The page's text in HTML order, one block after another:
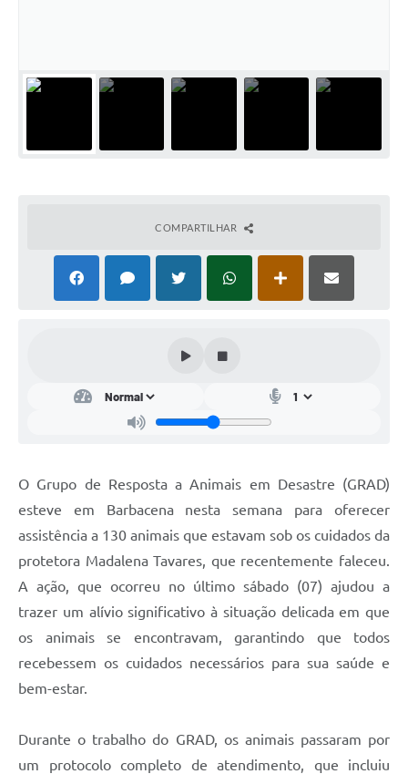
PNAB 2026 - Ciclo 2
Festival Gastronômico
Legislação
Transparência
SIC
COMPARTILHAR
O Grupo de Resposta a Animais em Desastre (GRAD)
esteve em Barbacena nesta semana para oferecer
assistência a 130 animais que estavam sob os cuidados da
protetora Madalena Tavares, que recentemente faleceu.
A ação, que ocorreu no último sábado (07) ajudou a
trazer um alívio significativo à situação delicada em que
os animais se encontravam, garantindo que todos
recebessem os cuidados necessários para sua saúde e
bem-estar.
Durante o trabalho do GRAD, os animais passaram por
um protocolo completo de atendimento, que incluiu